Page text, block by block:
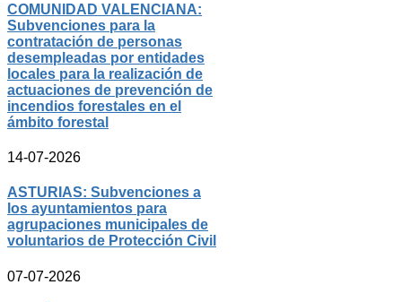
COMUNIDAD VALENCIANA:
Subvenciones para la
contratación de personas
desempleadas por entidades
locales para la realización de
actuaciones de prevención de
incendios forestales en el
ámbito forestal
14-07-2026
ASTURIAS: Subvenciones a
los ayuntamientos para
agrupaciones municipales de
voluntarios de Protección Civil
07-07-2026